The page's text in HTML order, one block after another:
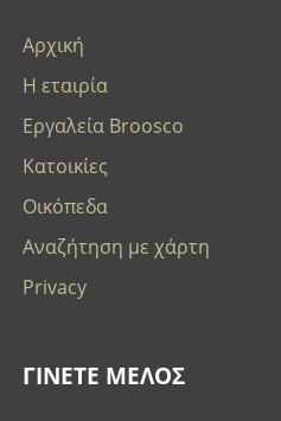
Αρχική
Η εταιρία
Εργαλεία Broosco
Κατοικίες
Οικόπεδα
Αναζήτηση με χάρτη
Privacy
ΓΙΝΕΤΕ ΜΕΛΟΣ